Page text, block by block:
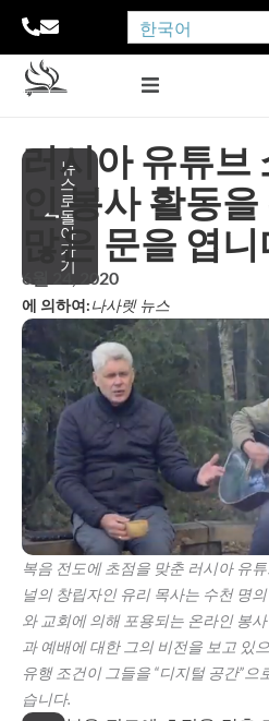
한국어
뉴
스
로
돌
아
가
기
러시아 유튜브
인 봉사 활동
많은 문을 엽
6월 24, 2020
에 의하여:나사렛 뉴스
복음 전도에 초점을 맞춘 러시아 유
널의 창립자인 유리 목사는 수천 명
와 교회에 의해 포용되는 온라인 봉
과 예배에 대한 그의 비전을 보고 있
유행 조건이 그들을 “디지털 공간”으
습니다.